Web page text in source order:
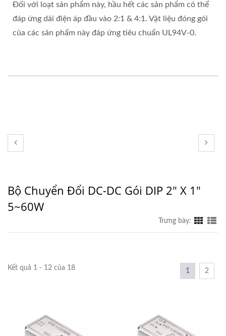
Đối với loạt sản phẩm này, hầu hết các sản phẩm có thể
đáp ứng dải điện áp đầu vào 2:1 & 4:1. Vật liệu đóng gói
của các sản phẩm này đáp ứng tiêu chuẩn UL94V-0.
Bộ Chuyển Đổi DC-DC Gói DIP 2" X 1"
5~60W
Trưng bày:
Kết quả 1 - 12 của 18 1 2